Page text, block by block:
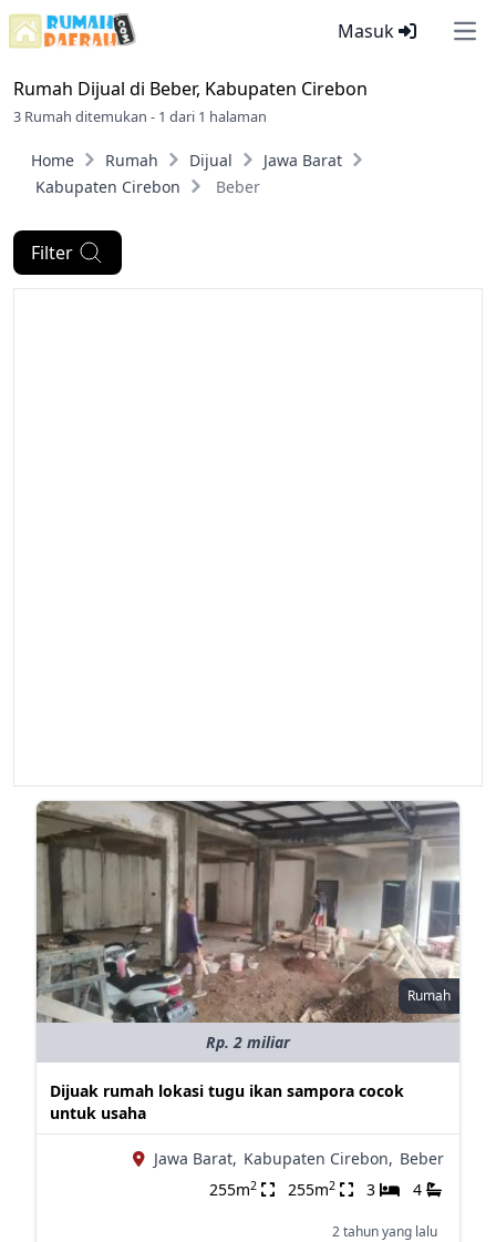
Masuk
Rumah Dijual di Beber, Kabupaten Cirebon
3 Rumah ditemukan - 1 dari 1 halaman
Home Rumah Dijual
Jawa Barat
Kabupaten Cirebon
Beber
Filter
Rumah
Rp. 2 miliar
Dijuak rumah lokasi tugu ikan sampora cocok
untuk usaha
Jawa Barat, Kabupaten Cirebon, Beber
255m2 255m2 3 4
2 tahun yang lalu